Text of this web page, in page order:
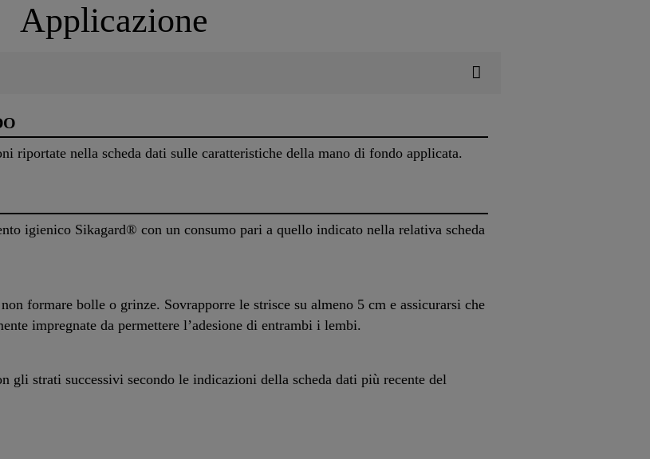
Applicazione
riportate nella scheda dati sulle caratteristiche della mano di fondo applicata.
igienico Sikagard® con un consumo pari a quello indicato nella relativa scheda
formare bolle o grinze. Sovrapporre le strisce su almeno 5 cm e assicurarsi che
impregnate da permettere l’adesione di entrambi i lembi.
gli strati successivi secondo le indicazioni della scheda dati più recente del